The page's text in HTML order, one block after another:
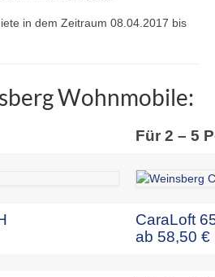
in dem Zeitraum 08.04.2017 bis
Wohnmobile:
Für 2 – 5
CaraLoft
ab 58,50 €